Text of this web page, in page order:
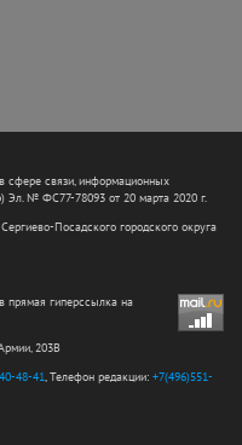
сфере связи, информационных
Эл. № ФС77-78093 от 20 марта 2020 г.
Посадского городского округа
прямая гиперссылка на
203В
48-41, Телефон редакции: +7(496)551-